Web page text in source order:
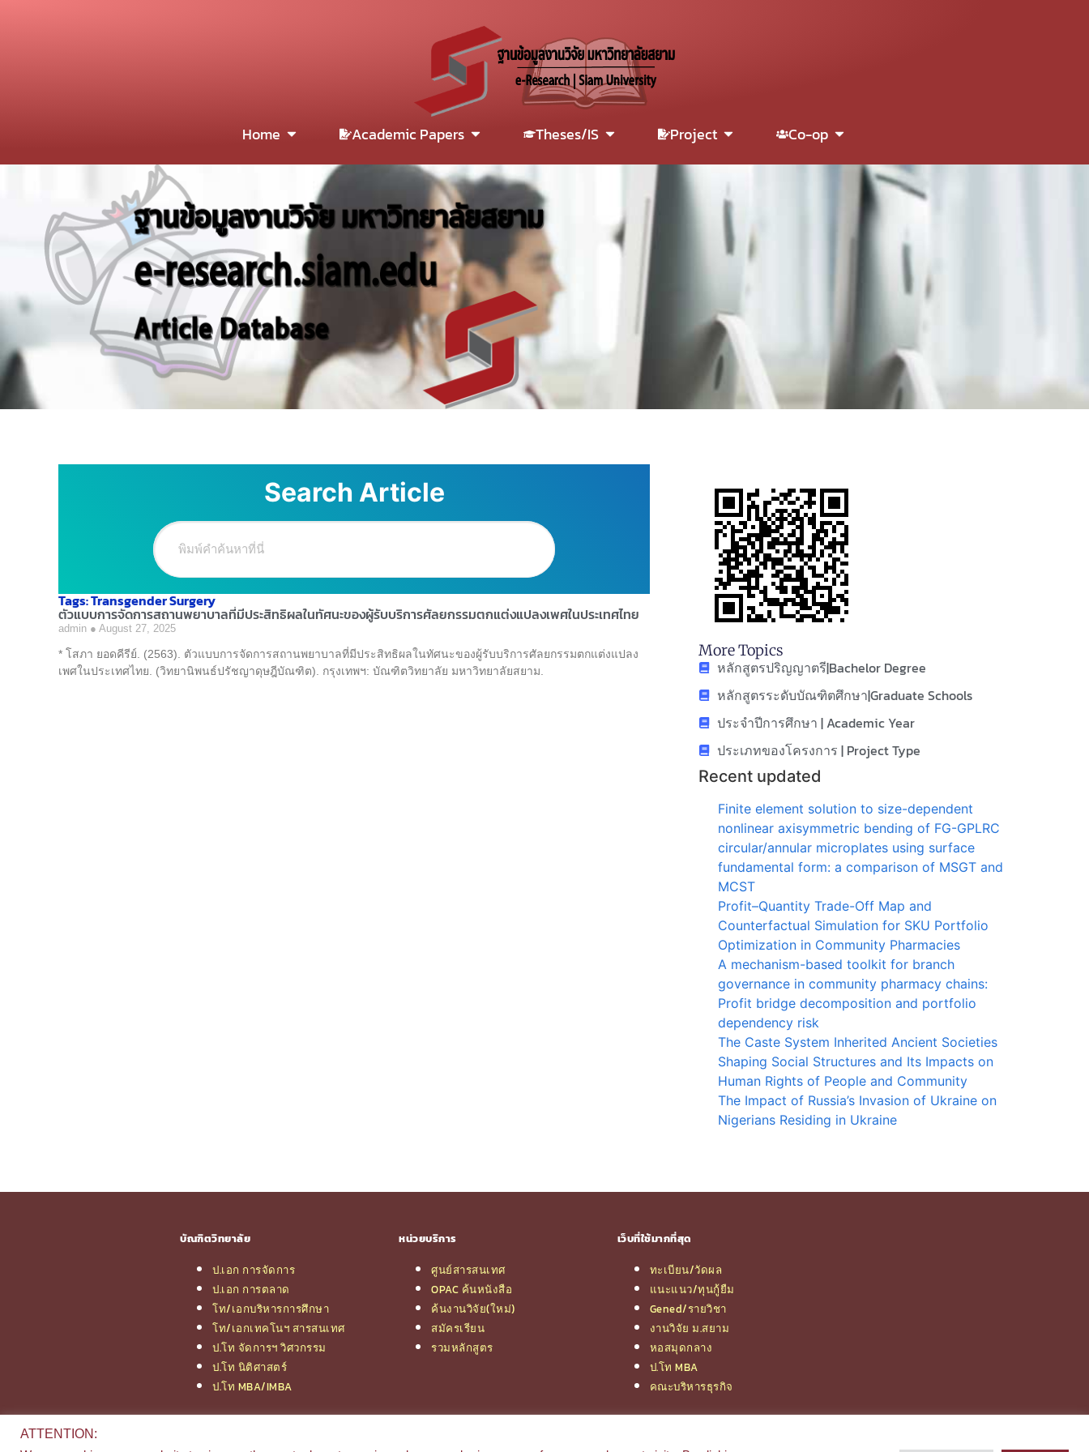
Home Academic Papers Theses/IS Project Co-op
Search Article
Tags: Transgender Surgery
ตัวแบบการจัดการสถานพยาบาลที่มีประสิทธิผลในทัศนะของผู้รับบริการศัลยกรรมตกแต่งแปลงเพศในประเทศไทย
admin August 27, 2025
* โสภา ยอดคีรีย์. (2563). ตัวแบบการจัดการสถานพยาบาลที่มีประสิทธิผลในทัศนะของผู้รับบริการศัลยกรรมตกแต่งแปลง
เพศในประเทศไทย. (วิทยานิพนธ์ปรัชญาดุษฎีบัณฑิต). กรุงเทพฯ: บัณฑิตวิทยาลัย มหาวิทยาลัยสยาม.
More Topics
หลักสูตรปริญญาตรี|Bachelor Degree
หลักสูตรระดับบัณฑิตศึกษา|Graduate Schools
ประจำปีการศึกษา | Academic Year
ประเภทของโครงการ | Project Type
Recent updated
Finite element solution to size-dependent
nonlinear axisymmetric bending of FG-GPLRC
circular/annular microplates using surface
fundamental form: a comparison of MSGT and
MCST
Profit–Quantity Trade-Off Map and
Counterfactual Simulation for SKU Portfolio
Optimization in Community Pharmacies
A mechanism-based toolkit for branch
governance in community pharmacy chains:
Profit bridge decomposition and portfolio
dependency risk
The Caste System Inherited Ancient Societies
Shaping Social Structures and Its Impacts on
Human Rights of People and Community
The Impact of Russia’s Invasion of Ukraine on
Nigerians Residing in Ukraine
บัณฑิตวิทยาลัย
ป.เอก การจัดการ
ป.เอก การตลาด
โท/เอกบริหารการศึกษา
โท/เอกเทคโนฯ สารสนเทศ
ป.โท จัดการฯ วิศวกรรม
ป.โท นิติศาสตร์
ป.โท MBA/IMBA
หน่วยบริการ
ศูนย์สารสนเทศ
OPAC ค้นหนังสือ
ค้นงานวิจัย(ใหม่)
สมัครเรียน
รวมหลักสูตร
เว็บที่ใช้มากที่สุด
ทะเบียน/วัดผล
แนะแนว/ทุนกู้ยืม
Gened/รายวิชา
งานวิจัย ม.สยาม
หอสมุดกลาง
ป.โท MBA
คณะบริหารธุรกิจ
ATTENTION: